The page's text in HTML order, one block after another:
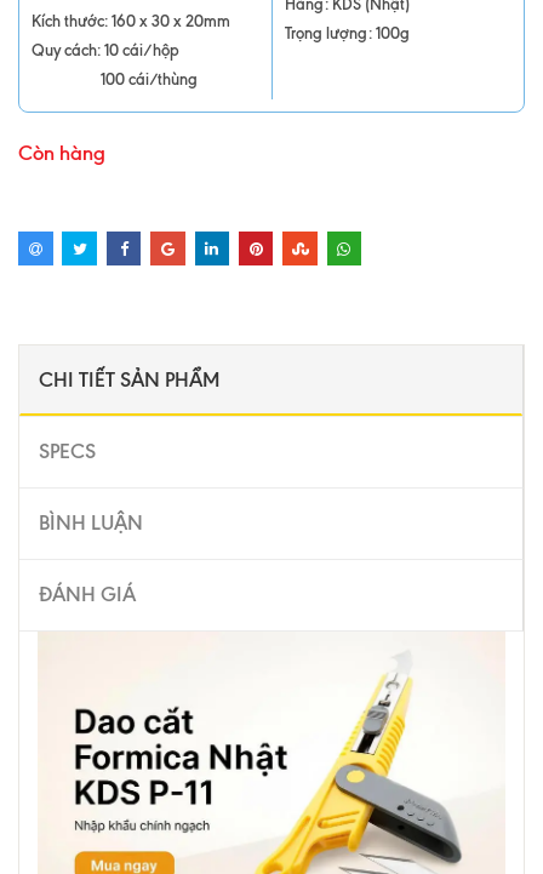
Kích thước: 160 x 30 x 20mm
Quy cách: 10 cái/hộp
100 cái/thùng
Hãng: KDS (Nhật)
Trọng lượng: 100g
Còn hàng
CHI TIẾT SẢN PHẨM
SPECS
BÌNH LUẬN
ĐÁNH GIÁ